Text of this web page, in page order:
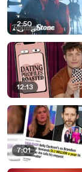
2:50
12:13
7:01